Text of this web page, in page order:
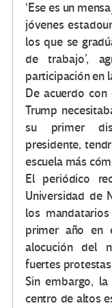
‘Ese es un
jóvenes
los que se
de trabajo’,
participación en
De acuerdo con
Trump
su primer
presidente,
escuela más
El periódico
Universidad de
los
primer año en
alocución del
fuertes
Sin embargo,
centro de altos